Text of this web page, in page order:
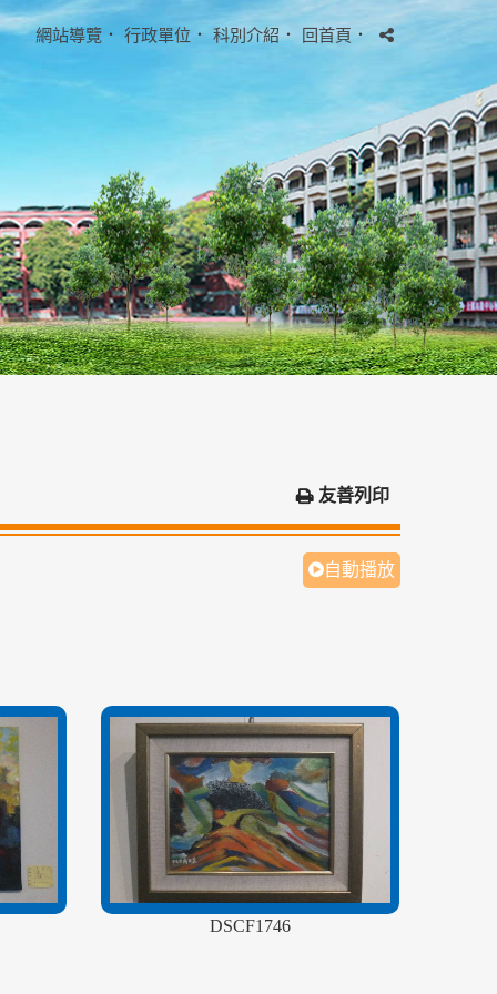
網站導覽 ． 行政單位 ． 科別介紹． 回首頁．
友善列印
自動播放
DSCF1746